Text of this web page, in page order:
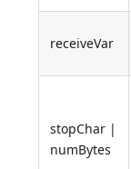
receiveVar
stopChar |
numBytes